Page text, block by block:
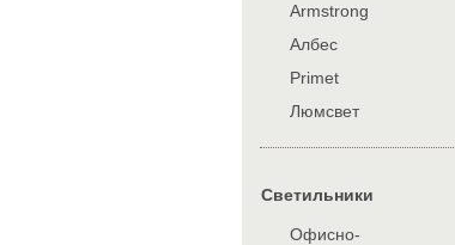
Armstrong
Албес
Primet
Люмсвет
Cветильники
Офисно-